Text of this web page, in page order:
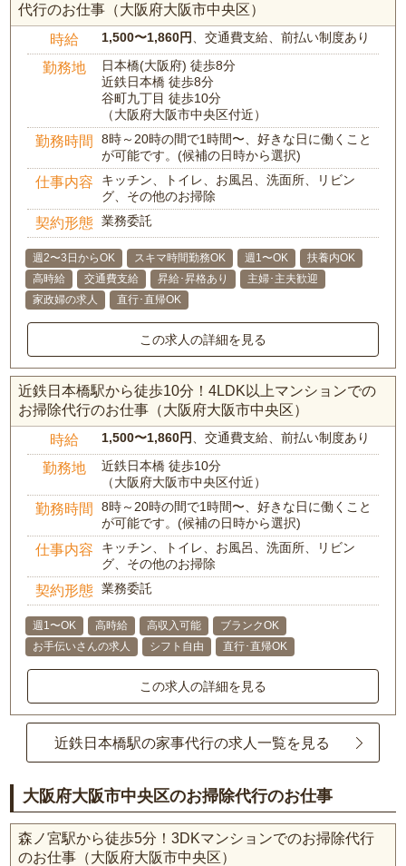
代行のお仕事（大阪府大阪市中央区）
時給 1,500〜1,860円、交通費支給、前払い制度あり
勤務地
日本橋(大阪府) 徒歩8分
近鉄日本橋 徒歩8分
谷町九丁目 徒歩10分
（大阪府大阪市中央区付近）
勤務時間
8時～20時の間で1時間〜、好きな日に働くこと
が可能です。(候補の日時から選択)
仕事内容
キッチン、トイレ、お風呂、洗面所、リビン
グ、その他のお掃除
契約形態 業務委託
週2〜3日からOK スキマ時間勤務OK 週1〜OK
扶養内OK
高時給
交通費支給 昇給･昇格あり
主婦･主夫歓迎
家政婦の求人
直行･直帰OK
この求人の詳細を見る
近鉄日本橋駅から徒歩10分！4LDK以上マンションでの
お掃除代行のお仕事（大阪府大阪市中央区）
時給 1,500〜1,860円、交通費支給、前払い制度あり
勤務地
近鉄日本橋 徒歩10分
（大阪府大阪市中央区付近）
勤務時間
8時～20時の間で1時間〜、好きな日に働くこと
が可能です。(候補の日時から選択)
仕事内容
キッチン、トイレ、お風呂、洗面所、リビン
グ、その他のお掃除
契約形態 業務委託
週1〜OK 高時給 高収入可能
ブランクOK
お手伝いさんの求人
シフト自由 直行･直帰OK
この求人の詳細を見る
近鉄日本橋駅の家事代行の求人一覧を見る
大阪府大阪市中央区のお掃除代行のお仕事
森ノ宮駅から徒歩5分！3DKマンションでのお掃除代行
のお仕事（大阪府大阪市中央区）